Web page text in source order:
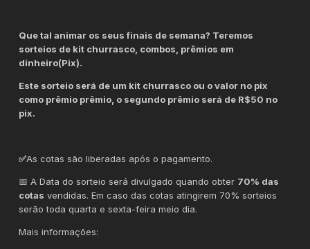
Que tal animar os seus finais de semana? Teremos
sorteios de kit churrasco, combos, prêmios em
dinheiro(Pix).
Este sorteio será de um kit churrasco ou o valor no pix
como prêmio prêmio, o segundo prêmio será de R$50 no
pix.
✅As cotas são liberadas após o pagamento.
📅 A Data do sorteio será divulgado quando obter 70% das
cotas vendidas. Em caso das cotas atingirem 70% sorteios
serão toda quarta e sexta-feira meio dia.
Mais informações: